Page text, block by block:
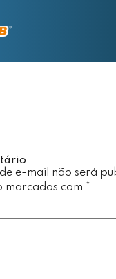
e-mail não será
marcados com *